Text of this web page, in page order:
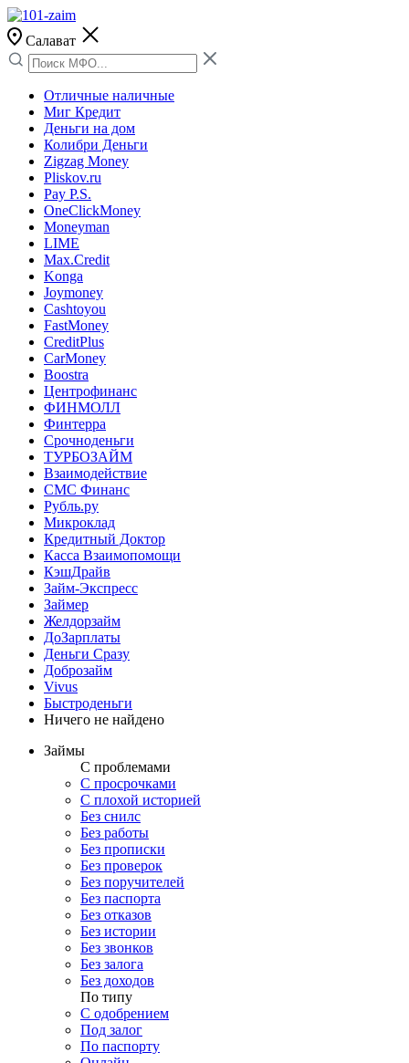
Салават
Отличные наличные
Миг Кредит
Деньги на дом
Колибри Деньги
Zigzag Money
Pliskov.ru
Pay P.S.
OneClickMoney
Moneyman
LIME
Max.Credit
Konga
Joymoney
Cashtoyou
FastMoney
CreditPlus
CarMoney
Boostra
Центрофинанс
ФИНМОЛЛ
Финтерра
Срочноденьги
ТУРБОЗАЙМ
Взаимодействие
СМС Финанс
Рубль.ру
Микроклад
Кредитный Доктор
Касса Взаимопомощи
КэшДрайв
Займ-Экспресс
Займер
Желдорзайм
ДоЗарплаты
Деньги Сразу
Доброзайм
Vivus
Быстроденьги
Ничего не найдено
Займы
С проблемами
С просрочками
С плохой историей
Без снилс
Без работы
Без прописки
Без проверок
Без поручителей
Без паспорта
Без отказов
Без истории
Без звонков
Без залога
Без доходов
По типу
С одобрением
Под залог
По паспорту